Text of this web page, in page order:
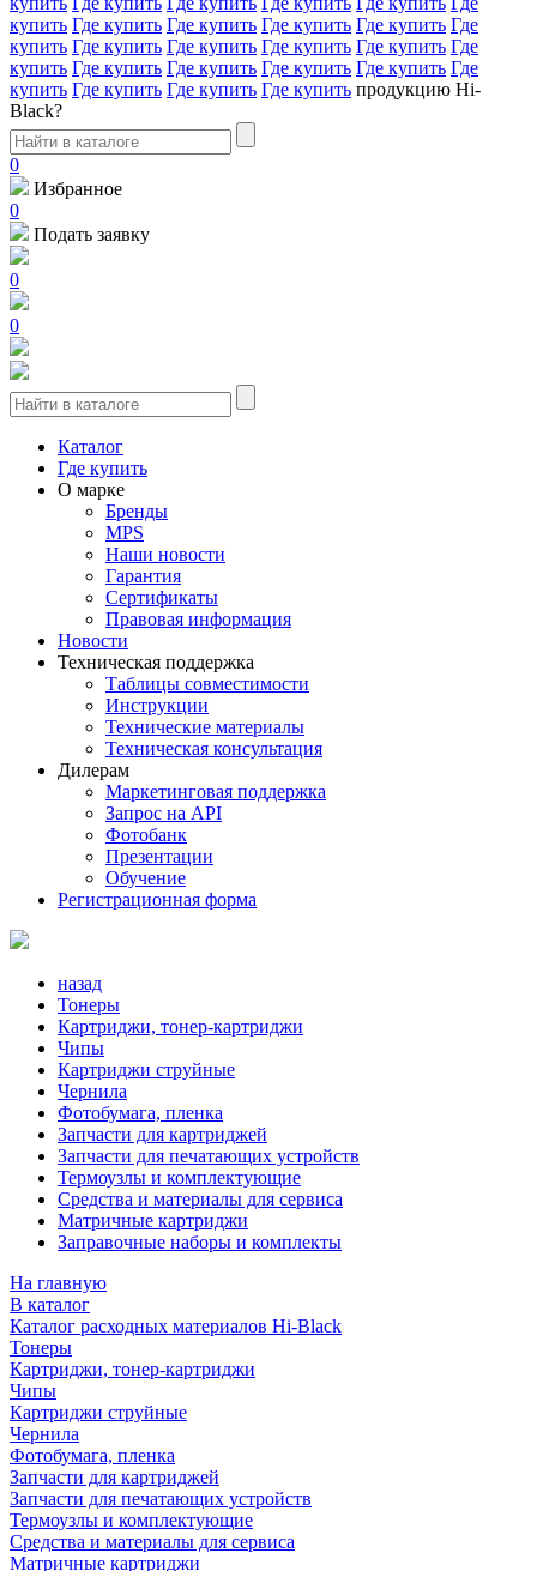
купить Где купить Где купить Где купить Где купить Где
купить Где купить Где купить Где купить Где купить Где
купить Где купить Где купить Где купить Где купить Где
купить Где купить Где купить Где купить продукцию Hi-
Black?
0
Избранное
0
Подать заявку
0
0
Каталог
Где купить
О марке
Бренды
MPS
Наши новости
Гарантия
Сертификаты
Правовая информация
Новости
Техническая поддержка
Таблицы совместимости
Инструкции
Технические материалы
Техническая консультация
Дилерам
Маркетинговая поддержка
Запрос на API
Фотобанк
Презентации
Обучение
Регистрационная форма
назад
Тонеры
Картриджи, тонер-картриджи
Чипы
Картриджи струйные
Чернила
Фотобумага, пленка
Запчасти для картриджей
Запчасти для печатающих устройств
Термоузлы и комплектующие
Средства и материалы для сервиса
Матричные картриджи
Заправочные наборы и комплекты
На главную
В каталог
Каталог расходных материалов Hi-Black
Тонеры
Картриджи, тонер-картриджи
Чипы
Картриджи струйные
Чернила
Фотобумага, пленка
Запчасти для картриджей
Запчасти для печатающих устройств
Термоузлы и комплектующие
Средства и материалы для сервиса
Матричные картриджи